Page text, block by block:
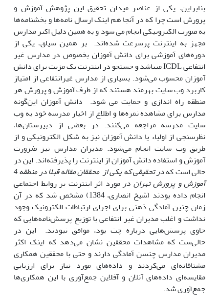
بنابراین، یکی از عناصر میدان تحقیق این پژوهش آموزش و
پرورش است چرا که در آنجا هم اینک ارسال نامه‌ها و بخشنامه‌ها
به صورت الکترونیکی انجام می شود و به همین دلیل اکثر مدارس
مجهز به اینترنت پرسرعت شده‌اند. بر همین سیاق، یکی از
دوره‌های آموزشی برای دانش آموزان بخصوص در مدارس غیر
انتفاعی ICDL می­باشد و جستجو در اینترنت یک مزیت برای دانش
آموزان محسوب می‌شود. بسیاری از مدارس غیرانتفاعی از امتیاز
کاربرد وب سایت بهرمند هستند که از طرف آموزش و پرورش هر
منطقه راه اندازی و حمایت می شود. دانش آموزان این‌گونه
مدارس برای مشاهده نمره‌ها و اطلاع از اخبار مدرسه خود به وب
سایت مدرسه مراجعه می‌کنند. در بعضی از دبیرستان‌ها،
نظرسنجی از اولیاء یا دانش آموزان نیز به شکل الکترونیکی و از
طریق وب سایت انجام می‌شود. مدیران مدارس نیز ضرورت
آموزش و استفاده دانش آموزان از اینترنت را پذیرفته‌اند. این در
حالی است که
در تحقیقی که یکی از محققان مقاله قبلا در منطقه 4
آموزش و پرورش تهران درمورد اثر اینترنت بر روابط اجتماعی
انجام داده بودند (شیخ انصاری، 1384) مشخص شد که در آن
زمان چنین آمادگی ذهنی برای اجرای ارتباطات الکترونیک وجود
نداشت و اغلب مدیران غیر انتفاعی با توزیع پرسش‌نامه‌هایی که
حاوی پرسش‌هایی درباره چت بود، موافق نبودند. این در
حالی‌ست که مشاهدات محققین نشان می‌دهد که اینک اکثر
مدیران مدارس چنسن آمادگی دارند و حتی با محققین همکاری
مشتاقانه‌ای می‌کردند و داده‌های مورد نیاز برای ارزیابی
مقایسه‌ای داده‌های آنلان و آفلاین جمع‌آوری با این همکاری‌ها
جمع‌آوری شد.